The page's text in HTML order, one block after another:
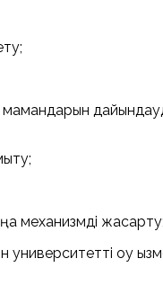
мамандарын
механизмді
оқу